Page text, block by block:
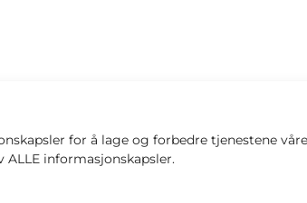
for å lage og forbedre tjenestene
informasjonskapsler.